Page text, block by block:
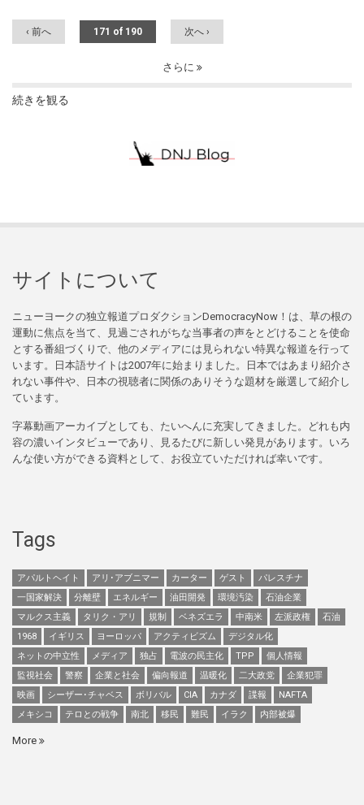
‹ 前へ 171 of 190 次へ ›
さらに
続きを観る
サイトについて
ニューヨークの独立報道プロダクションDemocracyNow！は、草の根の
運動に焦点を当て、見過ごされがちな当事者の声をとどけることを使命
とする番組づくりで、他のメディアには見られない特異な報道を行って
います。日本語サイトは2007年に始まりました。日本ではあまり紹介さ
れない事件や、日本の視聴者に関係のありそうな題材を厳選して紹介し
ています。
字幕動画アーカイブとしても、たいへんに充実してきました。どれも内
容の濃いインタビューであり、見るたびに新しい発見があります。いろ
んな使い方ができる資料として、お役立ていただければ幸いです。
Tags
アパルトヘイト アリ･アブニマー カーター ゲスト
パレスチナ
一国家解決
分離壁 エネルギー 油田開発 環境汚染
石油企業
マルクス主義
タリク・アリ 規制 ベネズエラ 中南米 左派政権
石油
1968
イギリス ヨーロッパ アクティビズム
デジタル化
ネットの中立性
メディア 独占 電波の民主化 TPP
個人情報
監視社会
警察 企業と社会 偏向報道 温暖化 二大政党
企業犯罪
映画
シーザー･チャベス ボリバル CIA カナダ 諜報
NAFTA
メキシコ
テロとの戦争 南北 移民 難民 イラク 内部被爆
More